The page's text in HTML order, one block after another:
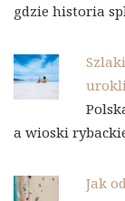
gdzie historia
a wioski
Jak